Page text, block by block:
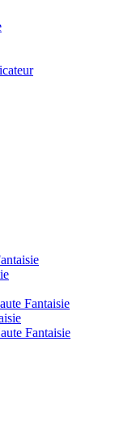
Fantaisie
Fantaisie